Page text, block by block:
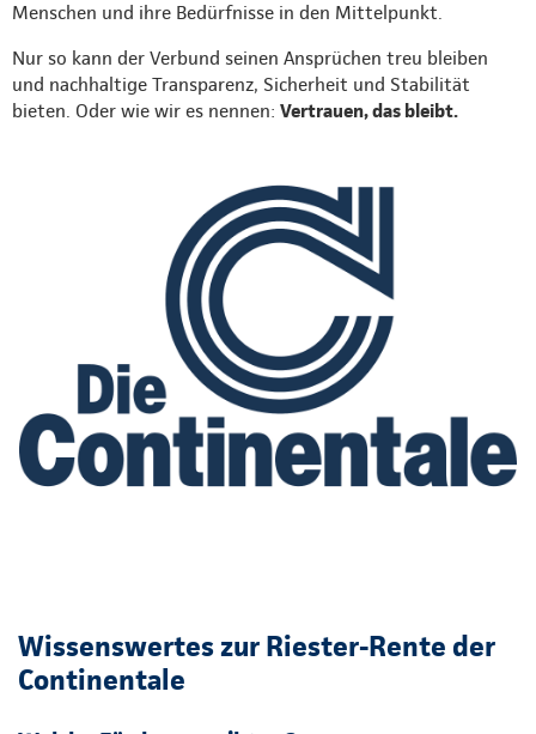
Menschen und ihre Bedürfnisse in den Mittelpunkt.
Nur so kann der Verbund seinen Ansprüchen treu bleiben
und nachhaltige Transparenz, Sicherheit und Stabilität
bieten. Oder wie wir es nennen: Vertrauen, das bleibt.
Wissenswertes zur Riester-Rente der
Continentale